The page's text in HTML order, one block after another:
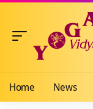
Home News